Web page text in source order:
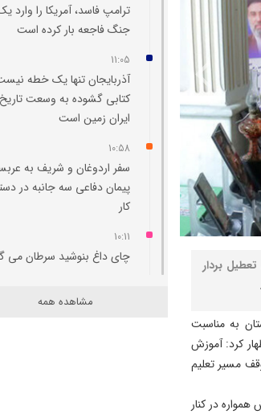
بردار
به مناسبت
کرد: آموزش
مسیر تعلیم
در کنار
ترامپ فاسد، آمریکا را وارد
جنگ فاجعه بار کرده است
11:05
آذربایجان تنها یک خطه
کتابی گشوده به وسعت تاریخ
ایران‌ زمین است
10:58
سفر اردوغان و شریف به
پیمان دفاعی سه جانبه در
کار
10:11
چای داغ بنوشید سرطان می‌
فشار هم‌ زمان گرانی مواد
مشاهده همه